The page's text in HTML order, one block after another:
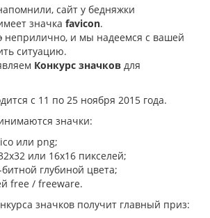
сайт у бедняжки
значка favicon.
неприлично, и мы надеемся с вашей
ситуацию.
Конкурс значков для
с 11 по 25 ноября 2015 года.
значки:
или png;
или 16х16 пикселей;
глубиной цвета;
free / freeware.
значков получит главный приз: